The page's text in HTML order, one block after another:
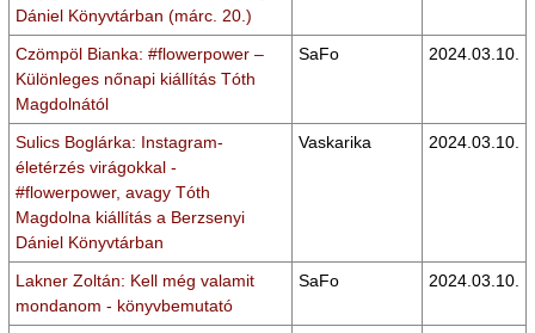
Dániel Könyvtárban (márc. 20.)
Czömpöl Bianka: #flowerpower –
Különleges nőnapi kiállítás Tóth
Magdolnától
SaFo 2024.03.10.
Sulics Boglárka: Instagram-
életérzés virágokkal -
#flowerpower, avagy Tóth
Magdolna kiállítás a Berzsenyi
Dániel Könyvtárban
Vaskarika 2024.03.10.
Lakner Zoltán: Kell még valamit
mondanom - könyvbemutató
SaFo 2024.03.10.